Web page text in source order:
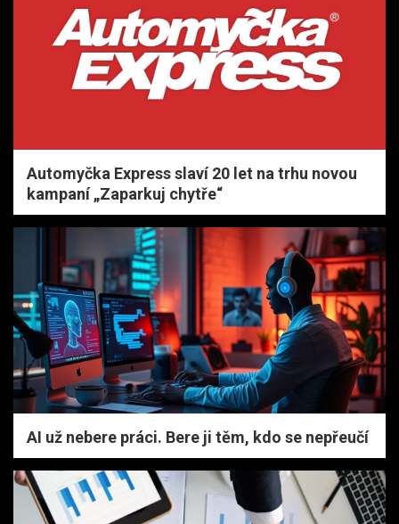
Automyčka Express slaví 20 let na trhu novou
kampaní „Zaparkuj chytře“
AI už nebere práci. Bere ji těm, kdo se nepřeučí